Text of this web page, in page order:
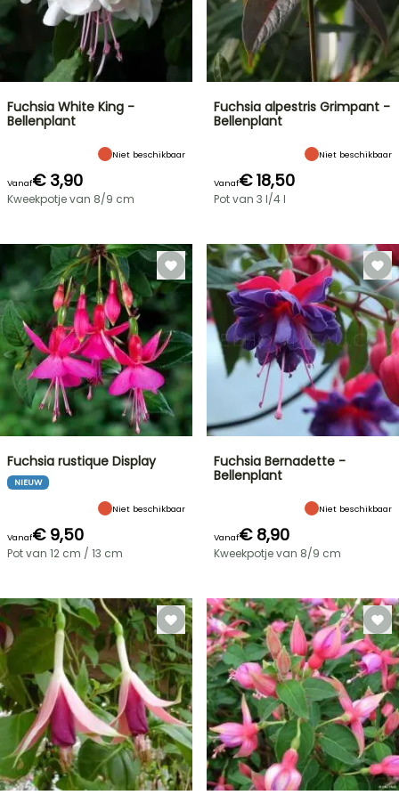
Fuchsia White King -
Bellenplant
Niet beschikbaar
Vanaf€ 3,90
Kweekpotje van 8/9 cm
Fuchsia alpestris Grimpant -
Bellenplant
Niet beschikbaar
Vanaf€ 18,50
Pot van 3 l/4 l
Fuchsia rustique Display
NIEUW
Niet beschikbaar
Vanaf€ 9,50
Pot van 12 cm / 13 cm
Fuchsia Bernadette -
Bellenplant
Niet beschikbaar
Vanaf€ 8,90
Kweekpotje van 8/9 cm